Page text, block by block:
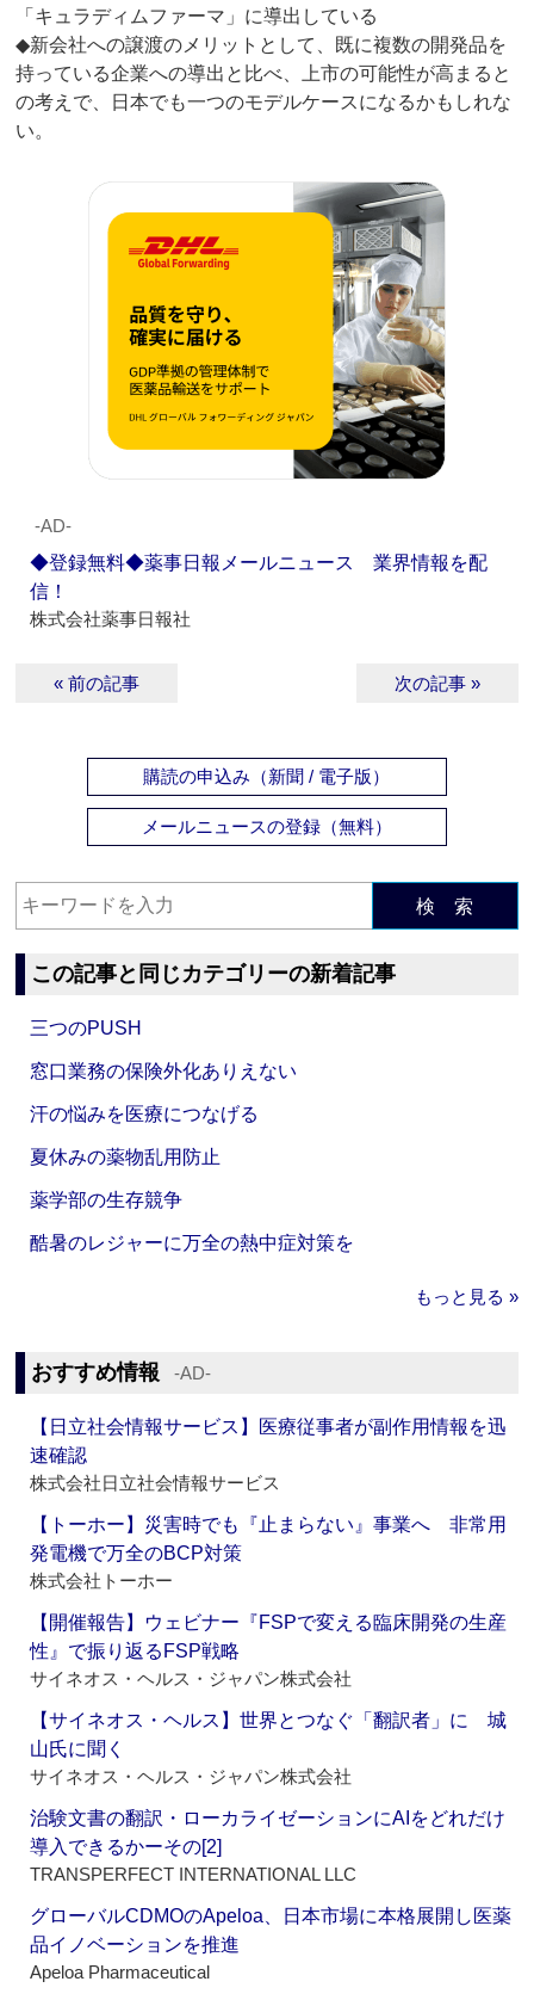
「キュラディムファーマ」に導出している
◆新会社への譲渡のメリットとして、既に複数の開発品を
持っている企業への導出と比べ、上市の可能性が高まると
の考えで、日本でも一つのモデルケースになるかもしれな
い。
‐AD‐
◆登録無料◆薬事日報メールニュース 業界情報を配
信！
株式会社薬事日報社
« 前の記事 次の記事 »
購読の申込み（新聞 / 電子版）
メールニュースの登録（無料）
検 索
この記事と同じカテゴリーの新着記事
三つのPUSH
窓口業務の保険外化ありえない
汗の悩みを医療につなげる
夏休みの薬物乱用防止
薬学部の生存競争
酷暑のレジャーに万全の熱中症対策を
もっと見る »
おすすめ情報 ‐AD‐
【日立社会情報サービス】医療従事者が副作用情報を迅
速確認
株式会社日立社会情報サービス
【トーホー】災害時でも『止まらない』事業へ 非常用
発電機で万全のBCP対策
株式会社トーホー
【開催報告】ウェビナー『FSPで変える臨床開発の生産
性』で振り返るFSP戦略
サイネオス・ヘルス・ジャパン株式会社
【サイネオス・ヘルス】世界とつなぐ「翻訳者」に 城
山氏に聞く
サイネオス・ヘルス・ジャパン株式会社
治験文書の翻訳・ローカライゼーションにAIをどれだけ
導入できるかーその[2]
TRANSPERFECT INTERNATIONAL LLC
グローバルCDMOのApeloa、日本市場に本格展開し医薬
品イノベーションを推進
Apeloa Pharmaceutical